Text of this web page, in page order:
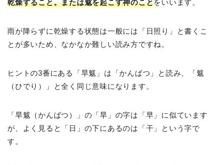
乾燥すること。または魃を起こす神のことをいいます。
雨が降らずに乾燥する状態は一般には「日照り」と書くこ
とが多いため、なかなか難しい読み方ですね。
ヒントの3番にある「旱魃」は「かんばつ」と読み、「魃
（ひでり）」と全く同じ意味になります。
「旱魃（かんばつ）」の「旱」の字は「早」に似ています
が、よく見ると「日」の下にあるのは「干」という字で
す。